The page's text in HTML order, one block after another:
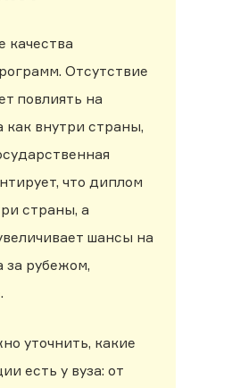
качества
Отсутствие
повлиять на
внутри страны,
что диплом
страны, а
шансы на
за рубежом,
уточнить, какие
есть у вуза: от